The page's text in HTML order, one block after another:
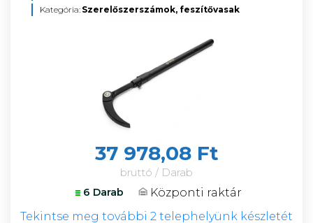
Kategória: Szerelőszerszámok, feszítővasak
37 978,08 Ft
bruttó / Darab
6 Darab
Központi raktár
Tekintse meg további 2 telephelyünk készletét